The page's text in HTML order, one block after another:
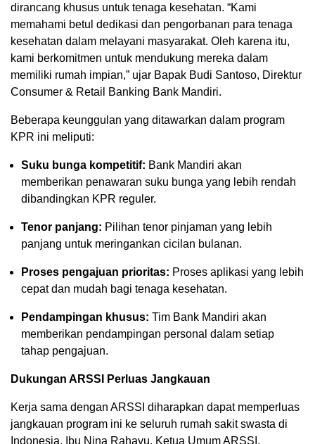
dirancang khusus untuk tenaga kesehatan. “Kami
memahami betul dedikasi dan pengorbanan para tenaga
kesehatan dalam melayani masyarakat. Oleh karena itu,
kami berkomitmen untuk mendukung mereka dalam
memiliki rumah impian,” ujar Bapak Budi Santoso, Direktur
Consumer & Retail Banking Bank Mandiri.
Beberapa keunggulan yang ditawarkan dalam program
KPR ini meliputi:
Suku bunga kompetitif: Bank Mandiri akan
memberikan penawaran suku bunga yang lebih rendah
dibandingkan KPR reguler.
Tenor panjang: Pilihan tenor pinjaman yang lebih
panjang untuk meringankan cicilan bulanan.
Proses pengajuan prioritas: Proses aplikasi yang lebih
cepat dan mudah bagi tenaga kesehatan.
Pendampingan khusus: Tim Bank Mandiri akan
memberikan pendampingan personal dalam setiap
tahap pengajuan.
Dukungan ARSSI Perluas Jangkauan
Kerja sama dengan ARSSI diharapkan dapat memperluas
jangkauan program ini ke seluruh rumah sakit swasta di
Indonesia. Ibu Nina Rahayu, Ketua Umum ARSSI,